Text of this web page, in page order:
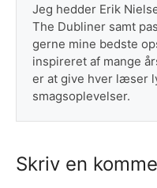
Jeg hedder Erik
The Dubliner samt
gerne mine bedste
inspireret af mange
er at give hver læser
smagsoplevelser.
Skriv en